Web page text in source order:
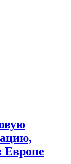
Европе